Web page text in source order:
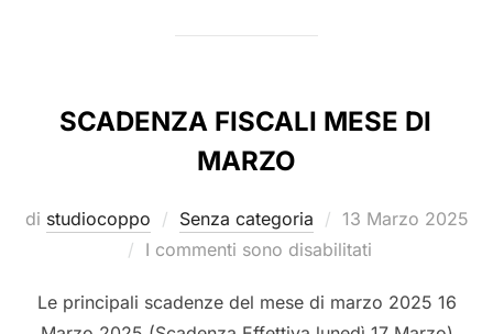
SCADENZA FISCALI MESE DI
MARZO
di studiocoppo Senza categoria
13 Marzo 2025
I commenti sono disabilitati
Le principali scadenze del mese di marzo 2025 16